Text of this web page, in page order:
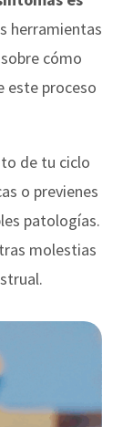
herramientas
cómo
este proceso
de tu ciclo
o previenes
patologías.
molestias